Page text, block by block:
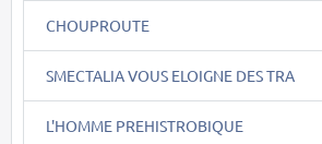
CHOUPROUTE
SMECTALIA VOUS ELOIGNE DES TRA
L'HOMME PREHISTROBIQUE